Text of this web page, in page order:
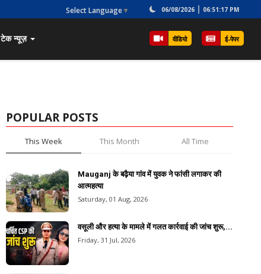
Select Language▼ 06/08/2026 06:51:17 PM
टेक न्यूज़ वीडियो ई-पेपर
POPULAR POSTS
This Week This Month All Time
Mauganj के बढ़ैया गांव में युवक ने फांसी लगाकर की
आत्महत्या
Saturday, 01 Aug, 2026
वसूली और हत्या के मामले में गलत कार्रवाई की जांच शुरू,...
Friday, 31 Jul, 2026